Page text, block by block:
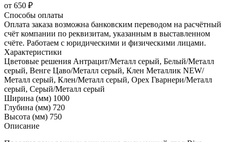
от 650 ₽
Способы оплаты
Оплата заказа возможна банковским переводом на расчётный
счёт компании по реквизитам, указанным в выставленном
счёте. Работаем с юридическими и физическими лицами.
Характеристики
Цветовые решения Антрацит/Металл серый, Белый/Металл
серый, Венге Цаво/Металл серый, Клен Металлик NEW/
Металл серый, Клен/Металл серый, Орех Гварнери/Металл
серый, Серый/Металл серый
Ширина (мм) 1000
Глубина (мм) 720
Высота (мм) 750
Описание